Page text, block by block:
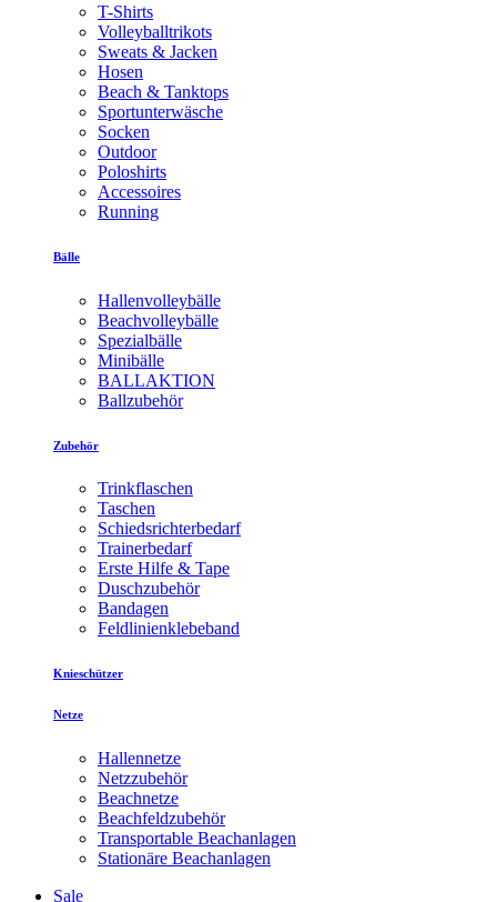
T-Shirts
Volleyballtrikots
Sweats & Jacken
Hosen
Beach & Tanktops
Sportunterwäsche
Socken
Outdoor
Poloshirts
Accessoires
Running
Bälle
Hallenvolleybälle
Beachvolleybälle
Spezialbälle
Minibälle
BALLAKTION
Ballzubehör
Zubehör
Trinkflaschen
Taschen
Schiedsrichterbedarf
Trainerbedarf
Erste Hilfe & Tape
Duschzubehör
Bandagen
Feldlinienklebeband
Knieschützer
Netze
Hallennetze
Netzzubehör
Beachnetze
Beachfeldzubehör
Transportable Beachanlagen
Stationäre Beachanlagen
Sale